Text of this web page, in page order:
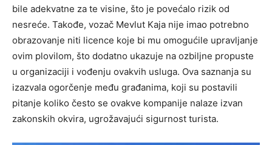
bile adekvatne za te visine, što je povećalo rizik od
nesreće. Takođe, vozač Mevlut Kaja nije imao potrebno
obrazovanje niti licence koje bi mu omogućile upravljanje
ovim plovilom, što dodatno ukazuje na ozbiljne propuste
u organizaciji i vođenju ovakvih usluga. Ova saznanja su
izazvala ogorčenje među građanima, koji su postavili
pitanje koliko često se ovakve kompanije nalaze izvan
zakonskih okvira, ugrožavajući sigurnost turista.